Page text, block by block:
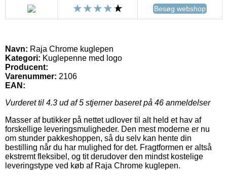
Besøg webshop
Navn: Raja Chrome kuglepen
Kategori: Kuglepenne med logo
Producent:
Varenummer: 2106
EAN:
Vurderet til 4.3 ud af 5 stjerner baseret på 46 anmeldelser
Masser af butikker på nettet udlover til alt held et hav af
forskellige leveringsmuligheder. Den mest moderne er nu
om stunder pakkeshoppen, så du selv kan hente din
bestilling når du har mulighed for det. Fragtformen er altså
ekstremt fleksibel, og tit derudover den mindst kostelige
leveringstype ved køb af Raja Chrome kuglepen.